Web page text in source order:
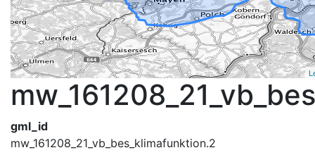
gml_id
mw_161208_21_vb_bes_klimafunktion.2